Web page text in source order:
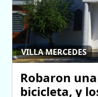
VILLA MERCEDES
Robaron
bicicleta, y